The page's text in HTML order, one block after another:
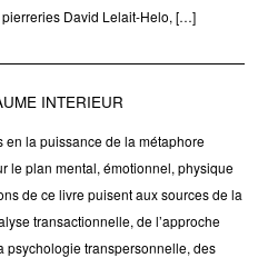
David Lelait-Helo, […]
INTERIEUR
en la puissance de la métaphore
le plan mental, émotionnel, physique
de ce livre puisent aux sources de la
transactionnelle, de l’approche
psychologie transpersonnelle, des